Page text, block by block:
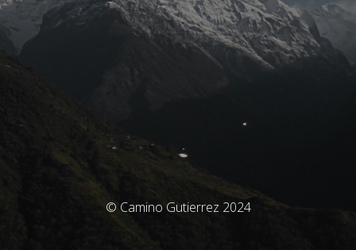
© Camino Gutierrez 2024